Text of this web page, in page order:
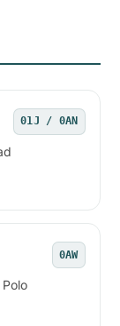
01J / 0AN
0AW